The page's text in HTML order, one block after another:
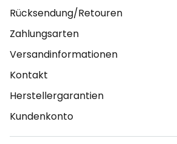
Rücksendung/Retouren
Zahlungsarten
Versandinformationen
Kontakt
Herstellergarantien
Kundenkonto